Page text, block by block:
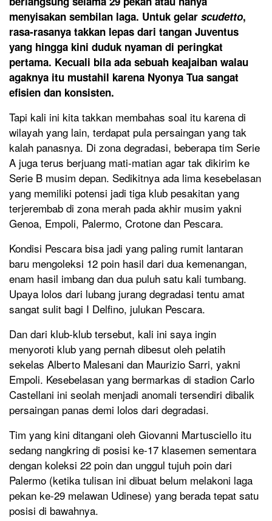
menyisakan sembilan laga. Untuk gelar scudetto,
rasa-rasanya takkan lepas dari tangan Juventus
yang hingga kini duduk nyaman di peringkat
pertama. Kecuali bila ada sebuah keajaiban walau
agaknya itu mustahil karena Nyonya Tua sangat
efisien dan konsisten.
Tapi kali ini kita takkan membahas soal itu karena di
wilayah yang lain, terdapat pula persaingan yang tak
kalah panasnya. Di zona degradasi, beberapa tim Serie
A juga terus berjuang mati-matian agar tak dikirim ke
Serie B musim depan. Sedikitnya ada lima kesebelasan
yang memiliki potensi jadi tiga klub pesakitan yang
terjerembab di zona merah pada akhir musim yakni
Genoa, Empoli, Palermo, Crotone dan Pescara.
Kondisi Pescara bisa jadi yang paling rumit lantaran
baru mengoleksi 12 poin hasil dari dua kemenangan,
enam hasil imbang dan dua puluh satu kali tumbang.
Upaya lolos dari lubang jurang degradasi tentu amat
sangat sulit bagi I Delfino, julukan Pescara.
Dan dari klub-klub tersebut, kali ini saya ingin
menyoroti klub yang pernah dibesut oleh pelatih
sekelas Alberto Malesani dan Maurizio Sarri, yakni
Empoli. Kesebelasan yang bermarkas di stadion Carlo
Castellani ini seolah menjadi anomali tersendiri dibalik
persaingan panas demi lolos dari degradasi.
Tim yang kini ditangani oleh Giovanni Martusciello itu
sedang nangkring di posisi ke-17 klasemen sementara
dengan koleksi 22 poin dan unggul tujuh poin dari
Palermo (ketika tulisan ini dibuat belum melakoni laga
pekan ke-29 melawan Udinese) yang berada tepat satu
posisi di bawahnya.